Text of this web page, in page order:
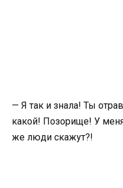
— Я так и знала! Ты
какой! Позорище! У
же люди скажут?!